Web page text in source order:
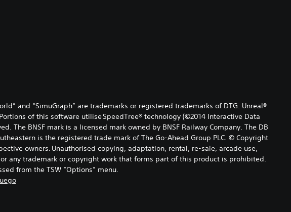
and “SimuGraph” are trademarks or registered trademarks of DTG. Unreal®
of this software utilise SpeedTree® technology (©2014 Interactive Data
The BNSF mark is a licensed mark owned by BNSF Railway Company. The DB
is the registered trade mark of The Go-Ahead Group PLC. © Copyright
owners. Unauthorised copying, adaptation, rental, re-sale, arcade use,
any trademark or copyright work that forms part of this product is prohibited.
from the TSW “Options” menu.